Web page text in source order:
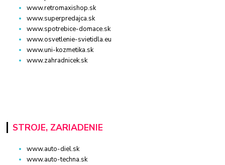
www.retromaxishop.sk
www.superpredajca.sk
www.spotrebice-domace.sk
www.osvetlenie-svietidla.eu
www.uni-kozmetika.sk
www.zahradnicek.sk
STROJE, ZARIADENIE
www.auto-diel.sk
www.auto-techna.sk